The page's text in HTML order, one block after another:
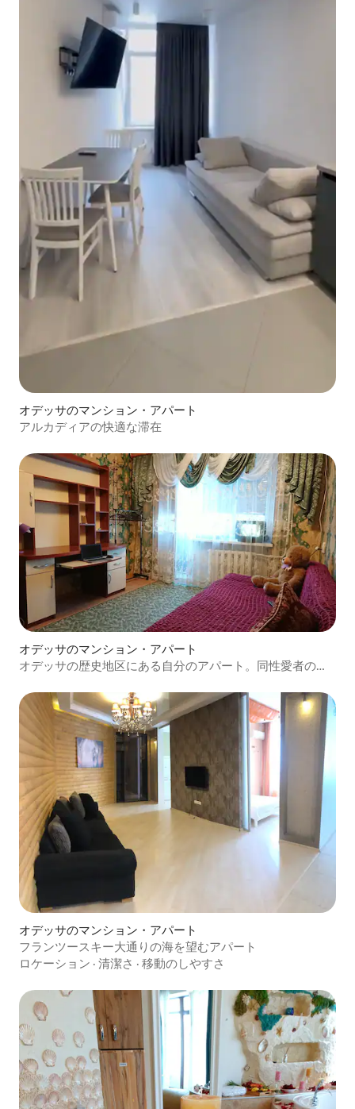
オデッサのマンション・アパート
アルカディアの快適な滞在
オデッサのマンション・アパート
オデッサの歴史地区にある自分のアパート。同性愛者の方
オデッサのマンション・アパート
フランツースキー大通りの海を望むアパート
ロケーション · 清潔さ · 移動のしやすさ